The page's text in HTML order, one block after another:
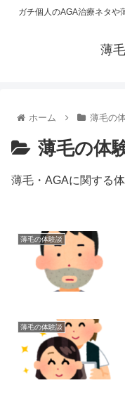
ガチ個人のAGA治療ネタや
薄
ホーム 薄毛の
薄毛の体
薄毛・AGAに関する
薄毛の体験談
薄毛の体験談